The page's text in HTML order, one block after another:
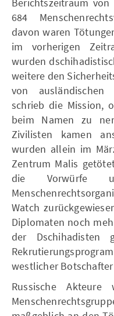
684
davon waren
im vorherigen
wurden
weitere den
von ausländischen
schrieb die Mission,
beim Namen zu
Zivilisten kamen
wurden allein im
Zentrum Malis
die Vorwürfe
Watch
Diplomaten noch
der Dschihadisten
westlicher
Russische